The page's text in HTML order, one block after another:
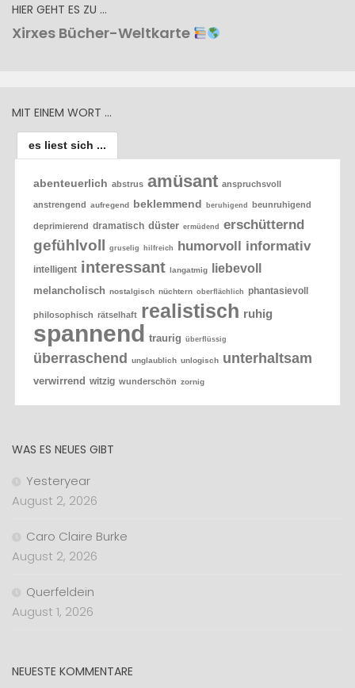
HIER GEHT ES ZU …
Xirxes Bücher-Weltkarte
MIT EINEM WORT …
es liest sich ...
abenteuerlich abstrus amüsant anspruchsvoll
anstrengend aufregend beklemmend beruhigend beunruhigend
deprimierend dramatisch düster ermüdend erschütternd
gefühlvoll gruselig hilfreich humorvoll informativ
intelligent interessant langatmig liebevoll
melancholisch nostalgisch nüchtern oberflächlich phantasievoll
philosophisch rätselhaft realistisch ruhig
spannend traurig überflüssig
überraschend unglaublich unlogisch unterhaltsam
verwirrend witzig wunderschön zornig
WAS ES NEUES GIBT
Yesteryear
August 2, 2026
Caro Claire Burke
August 2, 2026
Querfeldein
August 1, 2026
NEUESTE KOMMENTARE